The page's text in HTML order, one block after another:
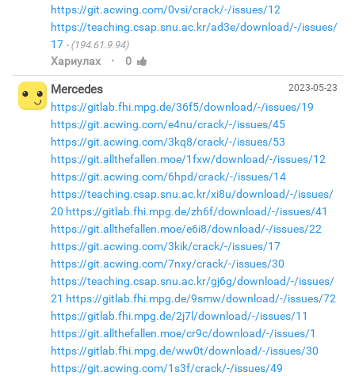
https://git.acwing.com/0vsi/crack/-/issues/12
https://teaching.csap.snu.ac.kr/ad3e/download/-/issues/
17
(194.61.9.94)
Хариулах · 0
2023-05-23
Mercedes
https://gitlab.fhi.mpg.de/36f5/download/-/issues/19
https://git.acwing.com/e4nu/crack/-/issues/45
https://git.acwing.com/3kq8/crack/-/issues/53
https://git.allthefallen.moe/1fxw/download/-/issues/12
https://git.acwing.com/6hpd/crack/-/issues/14
https://teaching.csap.snu.ac.kr/xi8u/download/-/issues/
20 https://gitlab.fhi.mpg.de/zh6f/download/-/issues/41
https://git.allthefallen.moe/e6i8/download/-/issues/22
https://git.acwing.com/3kik/crack/-/issues/17
https://git.acwing.com/7nxy/crack/-/issues/30
https://teaching.csap.snu.ac.kr/gj6g/download/-/issues/
21 https://gitlab.fhi.mpg.de/9smw/download/-/issues/72
https://gitlab.fhi.mpg.de/2j7l/download/-/issues/11
https://git.allthefallen.moe/cr9c/download/-/issues/1
https://gitlab.fhi.mpg.de/ww0t/download/-/issues/30
https://git.acwing.com/1s3f/crack/-/issues/49